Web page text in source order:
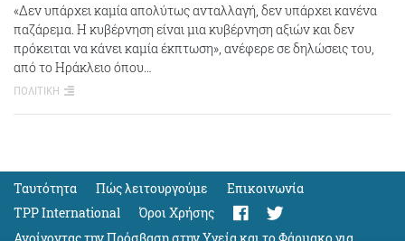
«Δεν υπάρχει καμία απολύτως ανταλλαγή, δεν υπάρχει κανένα
παζάρεμα. Η κυβέρνηση είναι μια κυβέρνηση αξιών και δεν
πρόκειται να κάνει καμία έκπτωση», ανέφερε σε δηλώσεις του,
από το Ηράκλειο όπου…
ΠΟΛΙΤΙΚΗ
Ταυτότητα Πώς λειτουργούμε
Eπικοινωνία
TPP International
Όροι Χρήσης